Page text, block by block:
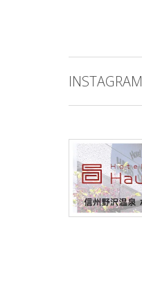
INSTAGRAM